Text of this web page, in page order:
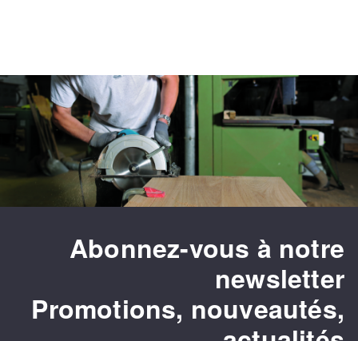
Abonnez-vous à notre
newsletter
Promotions, nouveautés,